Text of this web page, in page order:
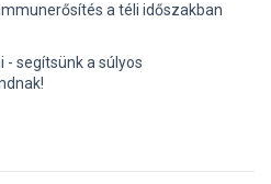
a téli időszakban
- segítsünk a súlyos